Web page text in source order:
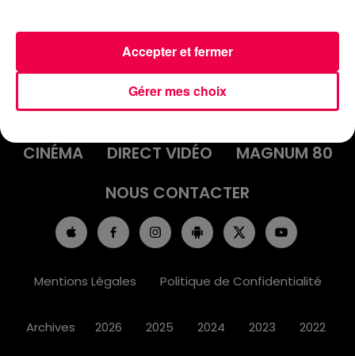
ACCUEIL INFOS
EMISSIONS
AGENDA
JEUX
PODCASTS
CINÉMA
DIRECT VIDÉO
MAGNUM 80
NOUS CONTACTER
Mentions Légales Politique de Confidentialité
Archives 2026 2025 2024 2023 2022
Gérer mes choix
Accepter et fermer